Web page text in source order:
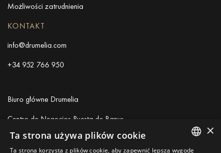
Możliwości zatrudnienia
KONTAKT
info@drumelia.com
+34 952 766 950
Biuro główne Drumelia
Centro de Negocios Puerta de Banus
Edificio B, Local 11
29660 Marbella
×
Ta strona używa plików cookie
Ta strona korzysta z plików cookie, aby zapewnić lepszą wygodę